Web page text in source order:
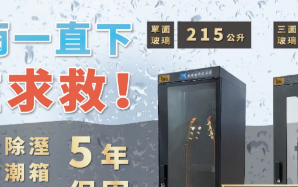
】XSAPB1152 / XSAPB1253
薄鍍膜木吉他弦｜弦徑：
11-52 / 12-53
NT$720NT$850 Elixir Bronze黄銅木吉他弦 聲音清亮
包膜技術防鏽耐久12-53
NT$670
NT$780